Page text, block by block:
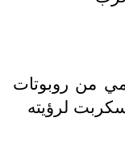
من روبوتات